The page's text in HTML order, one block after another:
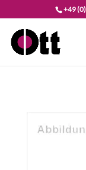
+49